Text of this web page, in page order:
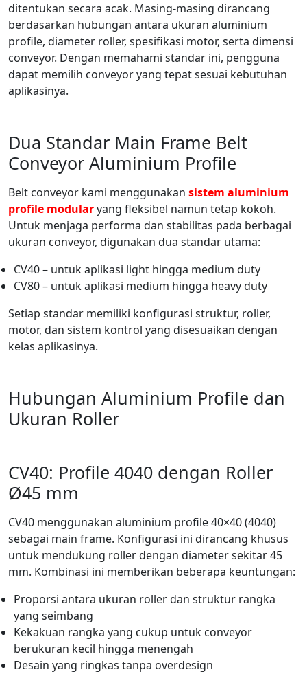
ditentukan secara acak. Masing-masing dirancang
berdasarkan hubungan antara ukuran aluminium
profile, diameter roller, spesifikasi motor, serta dimensi
conveyor. Dengan memahami standar ini, pengguna
dapat memilih conveyor yang tepat sesuai kebutuhan
aplikasinya.
Dua Standar Main Frame Belt
Conveyor Aluminium Profile
Belt conveyor kami menggunakan sistem aluminium
profile modularyang fleksibel namun tetap kokoh.
Untuk menjaga performa dan stabilitas pada berbagai
ukuran conveyor, digunakan dua standar utama:
CV40 – untuk aplikasi light hingga medium duty
CV80 – untuk aplikasi medium hingga heavy duty
Setiap standar memiliki konfigurasi struktur, roller,
motor, dan sistem kontrol yang disesuaikan dengan
kelas aplikasinya.
Hubungan Aluminium Profile dan
Ukuran Roller
CV40: Profile 4040 dengan Roller
Ø45 mm
CV40 menggunakan aluminium profile 40×40 (4040)
sebagai main frame. Konfigurasi ini dirancang khusus
untuk mendukung roller dengan diameter sekitar 45
mm. Kombinasi ini memberikan beberapa keuntungan:
Proporsi antara ukuran roller dan struktur rangka
yang seimbang
Kekakuan rangka yang cukup untuk conveyor
berukuran kecil hingga menengah
Desain yang ringkas tanpa overdesign